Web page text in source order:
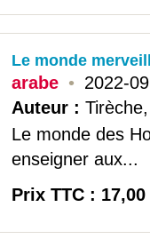
Le monde
arabe • 2022-09
Auteur :
Le monde des
enseigner aux...
Prix TTC : 17,00